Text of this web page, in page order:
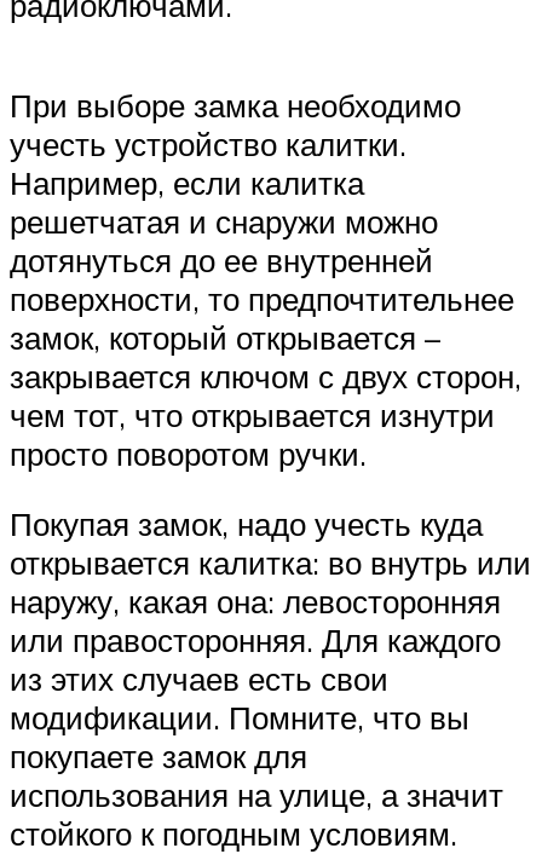
При выборе замка необходимо
учесть устройство калитки.
Например, если калитка
решетчатая и снаружи можно
дотянуться до ее внутренней
поверхности, то предпочтительнее
замок, который открывается –
закрывается ключом с двух сторон,
чем тот, что открывается изнутри
просто поворотом ручки.
Покупая замок, надо учесть куда
открывается калитка: во внутрь или
наружу, какая она: левосторонняя
или правосторонняя. Для каждого
из этих случаев есть свои
модификации. Помните, что вы
покупаете замок для
использования на улице, а значит
стойкого к погодным условиям.